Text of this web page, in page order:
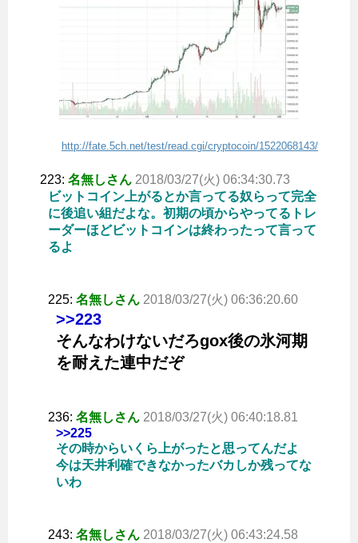
http://fate.5ch.net/test/read.cgi/cryptocoin/1522068143/
223: 名無しさん 2018/03/27(火) 06:34:30.73
ビットコイン上がるとか言ってる奴らって完全
に後追い組だよな。初期の頃からやってるトレ
ーダーほどビットコインは終わったって言って
るよ
225: 名無しさん 2018/03/27(火) 06:36:20.60
>>223
そんなわけないだろgox後の氷河期
を耐えた連中だぞ
236: 名無しさん 2018/03/27(火) 06:40:18.81
>>225
その時からいくら上がったと思ってんだよ
今は天井利確できなかったバカしか残ってな
いわ
243: 名無しさん 2018/03/27(火) 06:43:24.58